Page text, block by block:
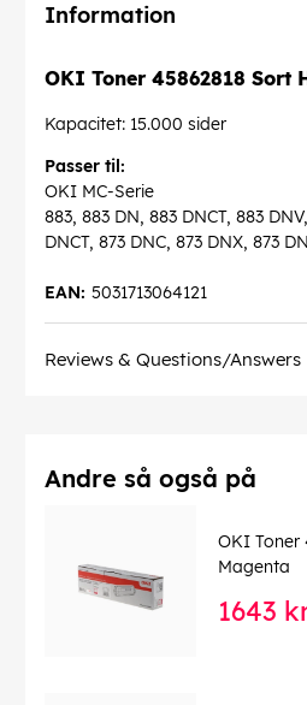
Information
OKI Toner 45862818 Sort
Kapacitet: 15.000 sider
Passer til:
OKI MC-Serie
883, 883 DN, 883 DNCT, 883
DNCT, 873 DNC, 873 DNX, 873
5031713064121
EAN:
Reviews & Questions/Answers
Andre så også på
OKI Toner
Magenta
1643